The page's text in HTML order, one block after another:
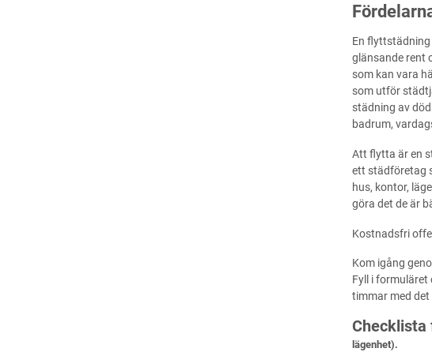
En
glänsande rent
som kan vara
som utför
städning av
badrum,
Att flytta är en
ett städföretag
hus, kontor,
göra det de är
Kostnadsfri
Kom igång
Fyll i formuläret
timmar med
Checklista
lägenhet).